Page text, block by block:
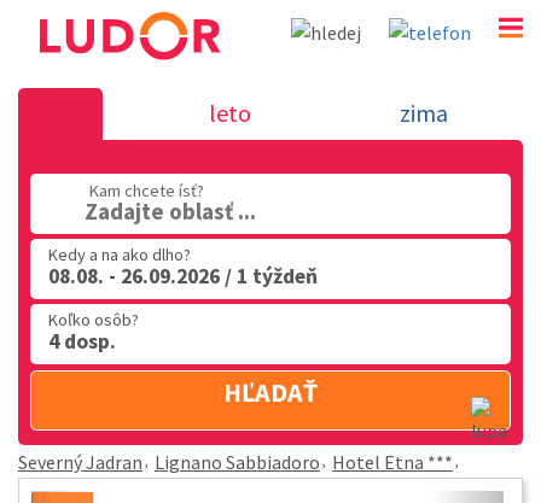
Hotel Etna *** - Lignano Sabbiadoro -
leto zima
Kam chcete ísť?
Zadajte oblasť ...
Kedy a na ako dlho?
08.08. - 26.09.2026 / 1 týždeň
Koľko osôb?
4 dosp.
HĽADAŤ
Severný Jadran Lignano Sabbiadoro Hotel Etna ***